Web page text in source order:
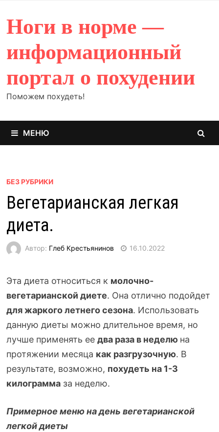
содержимому
Ноги в норме —
информационный
портал о похудении
Поможем похудеть!
МЕНЮ
БЕЗ РУБРИКИ
Вегетарианская легкая
диета.
Автор: Глеб Крестьянинов 16.10.2022
Эта диета относиться к молочно-
вегетарианской диете. Она отлично подойдет
для жаркого летнегосезона. Использовать
данную диеты можно длительное время, но
лучше применять ее два раза в неделю на
протяжении месяца как разгрузочную. В
результате, возможно, похудеть на 1-3
килограммаза неделю.
Примерное меню на день вегетарианской
легкой диеты